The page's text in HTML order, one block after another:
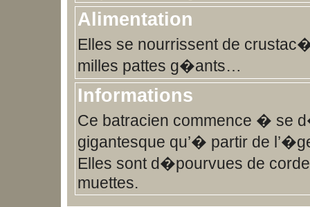
Alimentation
Elles se nourrissent de
milles pattes g�ants…
Informations
Ce batracien commence � se
gigantesque qu’� partir de
Elles sont d�pourvues de
muettes.